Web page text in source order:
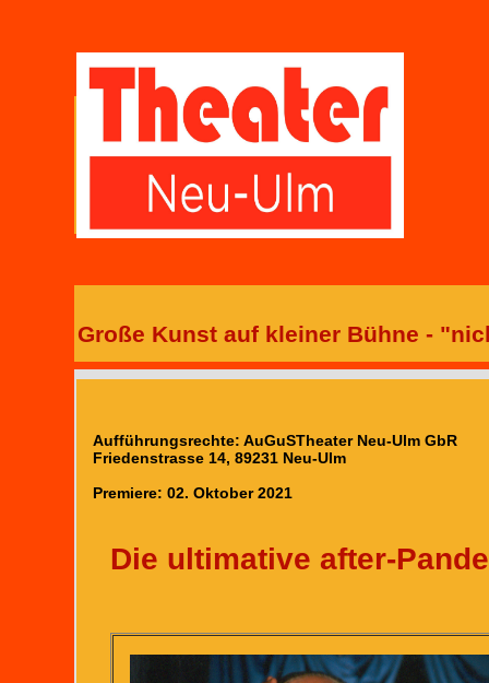
Große Kunst auf kleiner Bühne -
Aufführungsrechte: AuGuSTheater Neu-Ulm GbR
Friedenstrasse 14, 89231 Neu-Ulm
Premiere: 02. Oktober 2021
Die ultimative after-